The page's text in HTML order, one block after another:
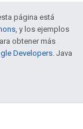
página está
, y los ejemplos
obtener más
Developers . Java